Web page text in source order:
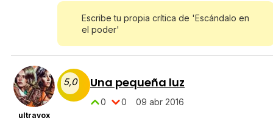
Escribe tu propia crítica de 'Escándalo en
el poder'
ultravox
5,0 Una pequeña luz
0 0 09 abr 2016